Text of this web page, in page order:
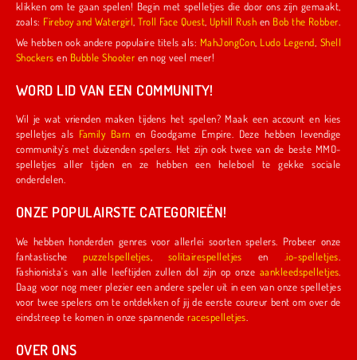
klikken om te gaan spelen! Begin met spelletjes die door ons zijn gemaakt,
zoals:
Fireboy and Watergirl ,Troll Face Quest Uphill Rush en Bob the Robber
We hebben ook andere populaire titels als: MahJongCon Ludo Legend Shell
Shockers en Bubble Shooter en nog veel meer!
WORD LID VAN EEN COMMUNITY!
Wil je wat vrienden maken tijdens het spelen? Maak een account en kies
spelletjes als
Family Barn en Goodgame Empire. Deze hebben levendige
community's met duizenden spelers. Het zijn ook twee van de beste MMO-
spelletjes aller tijden en ze hebben een heleboel te gekke sociale
onderdelen.
ONZE POPULAIRSTE CATEGORIEËN!
We hebben honderden genres voor allerlei soorten spelers. Probeer onze
fantastischepuzzelspelletjes solitairespelletjes en .io-spelletjes
Fashionista's van alle leeftijden zullen dol zijn op onze aankleedspelletjes
Daag voor nog meer plezier een andere speler uit in een van onze spelletjes
voor twee spelers om te ontdekken of jij de eerste coureur bent om over de
eindstreep te komen in onze spannenderacespelletjes
OVER ONS